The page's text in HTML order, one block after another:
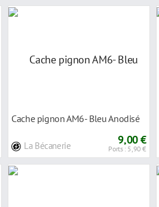
Cache pignon AM6- Bleu Anodisé
La Bécanerie 9,00 €
Ports : 5,90 €